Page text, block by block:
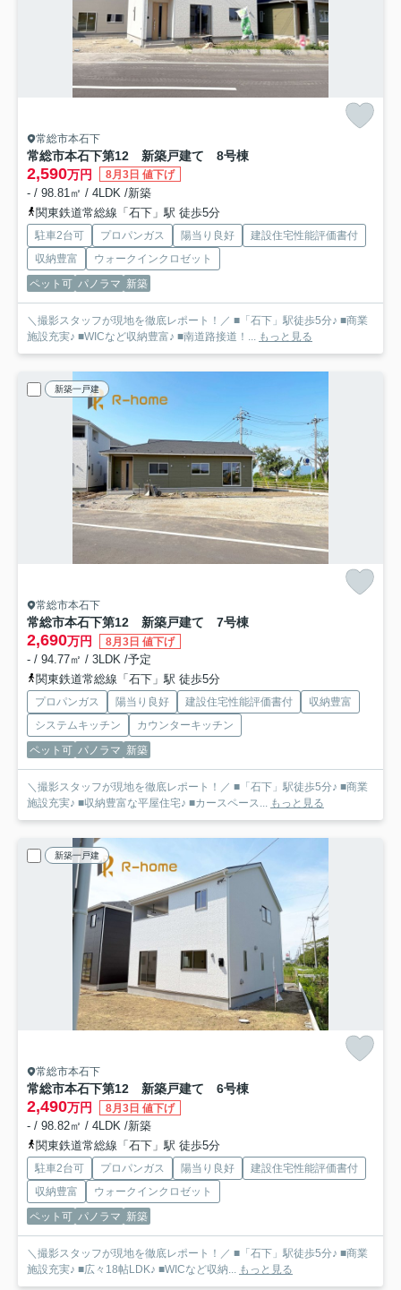
常総市本石下
常総市本石下第12 新築戸建て 8号棟
2,590万円 8月3日 値下げ
- / 98.81㎡ / 4LDK /新築
関東鉄道常総線「石下」駅 徒歩5分
駐車2台可 プロパンガス 陽当り良好
建設住宅性能評価書付
収納豊富
ウォークインクロゼット
ペット可 パノラマ 新築
＼撮影スタッフが現地を徹底レポート！／ ■「石下」駅徒歩5分♪ ■商業
施設充実♪ ■WICなど収納豊富♪ ■南道路接道！... もっと見る
新築一戸建
常総市本石下
常総市本石下第12 新築戸建て 7号棟
2,690万円 8月3日 値下げ
- / 94.77㎡ / 3LDK /予定
関東鉄道常総線「石下」駅 徒歩5分
プロパンガス 陽当り良好 建設住宅性能評価書付
収納豊富
システムキッチン
カウンターキッチン
ペット可 パノラマ 新築
＼撮影スタッフが現地を徹底レポート！／ ■「石下」駅徒歩5分♪ ■商業
施設充実♪ ■収納豊富な平屋住宅♪ ■カースペース... もっと見る
新築一戸建
常総市本石下
常総市本石下第12 新築戸建て 6号棟
2,490万円 8月3日 値下げ
- / 98.82㎡ / 4LDK /新築
関東鉄道常総線「石下」駅 徒歩5分
駐車2台可 プロパンガス 陽当り良好
建設住宅性能評価書付
収納豊富
ウォークインクロゼット
ペット可 パノラマ 新築
＼撮影スタッフが現地を徹底レポート！／ ■「石下」駅徒歩5分♪ ■商業
施設充実♪ ■広々18帖LDK♪ ■WICなど収納... もっと見る